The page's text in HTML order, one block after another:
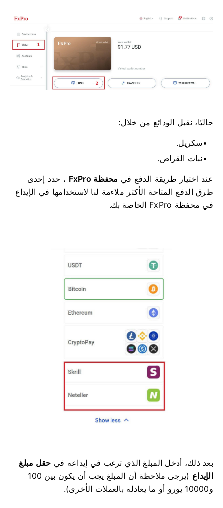
حاليًا، نقبل الودائع من خلال:
سكريل.
نبات القراص.
عند اختيار طريقة الدفع في محفظة FxPro
، حدد إحدى
طرق الدفع المتاحة الأكثر ملاءمة لنا لاستخدامها في الإيداع
في محفظة FxPro الخاصة بك.
بعد ذلك، أدخل المبلغ الذي ترغب في إيداعه في حقل مبلغ
الإيداع
(يرجى ملاحظة أن المبلغ يجب أن يكون بين 100
و10000 يورو أو ما يعادله بالعملات الأخرى).